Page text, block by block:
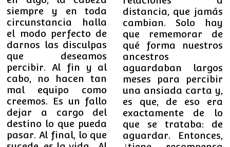
siempre y en toda
circunstancia halla
el modo perfecto de
darnos las disculpas
que deseamos
percibir. Al fin y al
cabo, no hacen tan
mal equipo como
creemos. Es un fallo
dejar a cargo del
destino lo que pueda
pasar. Al final, lo que
distancia, que jamás
cambian. Solo hay
que rememorar de
qué forma nuestros
ancestros
aguardaban largos
meses para percibir
una ansiada carta y,
es que, de eso era
exactamente de lo
que se trataba: de
aguardar. Entonces,